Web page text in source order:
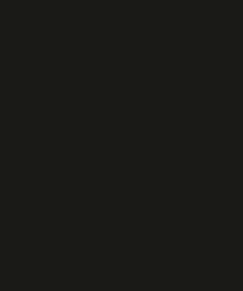
entre os
troféu. Você é o
– frisou Textor.